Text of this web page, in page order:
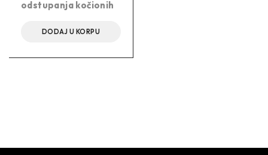
odstupanja kočionih
DODAJ U KORPU